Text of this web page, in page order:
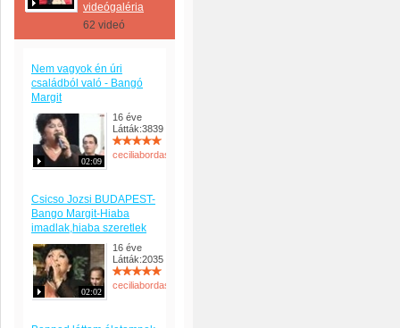
videógaléria
62 videó
Nem vagyok én úri
családból való - Bangó
Margit
02:09
16 éve
Látták:3839
ceciliabordas
Csicso Jozsi BUDAPEST-
Bango Margit-Hiaba
imadlak,hiaba szeretlek
02:02
16 éve
Látták:2035
ceciliabordas